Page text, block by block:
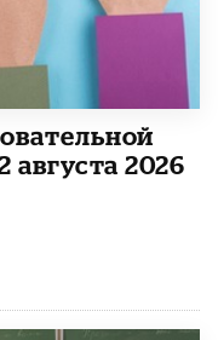
августа 2026